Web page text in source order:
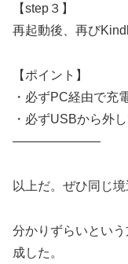
【step３】
再起動後、再び
【ポイント】
・必ずPC経由で充
・必ずUSBから外
———————
以上だ。ぜひ同じ
分かりずらいとい
成した。